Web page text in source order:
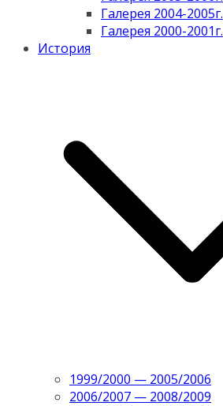
Галерея 2004-2005г.
Галерея 2000-2001г.
История
1999/2000 — 2005/2006
2006/2007 — 2008/2009